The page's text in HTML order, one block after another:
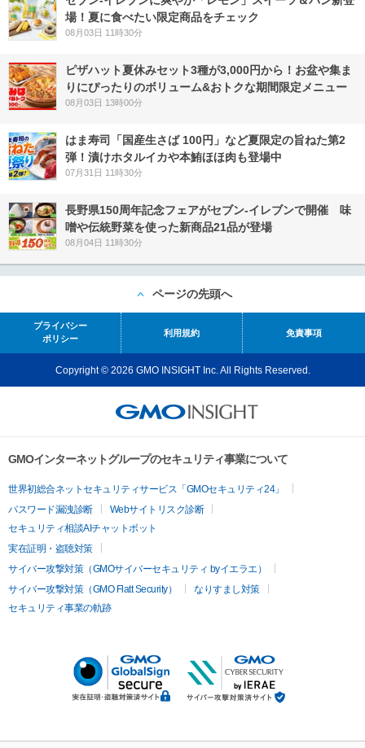
場！夏に食べたい限定商品をチェック
08月03日 11時30分
ピザハット夏休みセット3種が3,000円から！お盆や集ま
りにぴったりのボリューム&おトクな期間限定メニュー
08月03日 13時00分
はま寿司「国産生さば 100円」など夏限定の旨ねた第2
弾！漬けホタルイカや本鮪ほほ肉も登場中
07月31日 11時30分
長野県150周年記念フェアがセブン-イレブンで開催 味
噌や伝統野菜を使った新商品21品が登場
08月04日 11時30分
ページの先頭へ
プライバシー
ポリシー
利用規約 免責事項
Copyright © 2026 GMO INSIGHT Inc. All Rights Reserved.
GMOインターネットグループのセキュリティ事業について
世界初総合ネットセキュリティサービス「GMOセキュリティ24」
パスワード漏洩診断
Webサイトリスク診断
セキュリティ相談AIチャットボット
実在証明・盗聴対策
サイバー攻撃対策（GMOサイバーセキュリティ byイエラエ）
サイバー攻撃対策（GMO Flatt Security）
なりすまし対策
セキュリティ事業の軌跡